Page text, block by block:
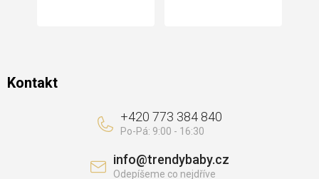
Kontakt
info@trendybaby.cz
+420 773 384 840